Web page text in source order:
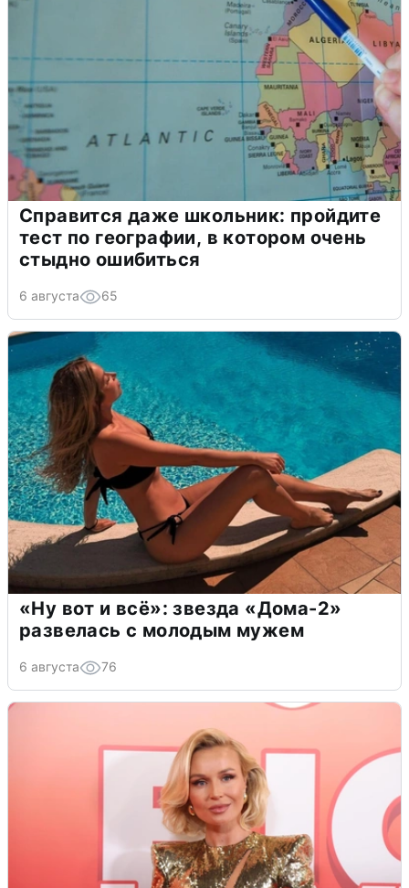
Справится даже школьник: пройдите
тест по географии, в котором очень
стыдно ошибиться
6 августа 65
«Ну вот и всё»: звезда «Дома-2»
развелась с молодым мужем
6 августа 76